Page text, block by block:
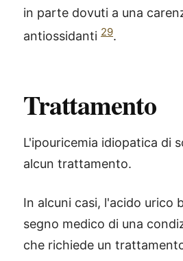
in parte dovuti a una
antiossidanti 29.
Trattamento
L'ipouricemia idiopatica di
alcun trattamento.
In alcuni casi, l'acido urico
segno medico di una
che richiede un